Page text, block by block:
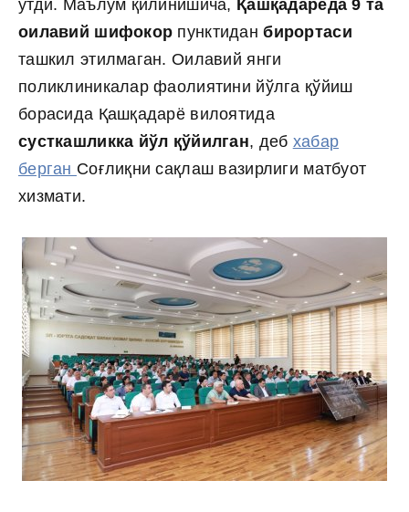
ўтди. Маълум қилинишича, Қашқадарёда 9 та
оилавий шифокор пунктиданбирортаси
ташкил этилмаган. Оилавий янги
поликлиникалар фаолиятини йўлга қўйиш
борасида Қашқадарё вилоятида
сусткашликка йўл қўйилган, деб хабар
берган Соғлиқни сақлаш вазирлиги матбуот
хизмати.